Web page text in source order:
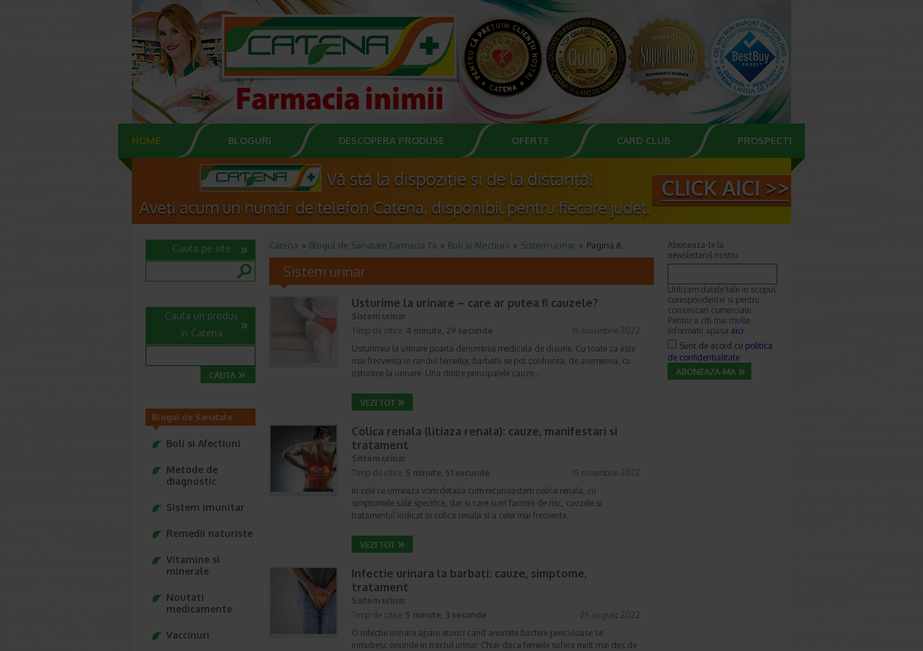
HOME BLOGURI DESCOPERA PRODUSE OFERTE CARD CLUB PROSPECTE
Catena Blogul de Sanatate Farmacia Ta Boli si Afectiuni Sistem urinar Pagina 6
Sistem urinar
Usturime la urinare – care ar putea fi cauzele?
Sistem urinar
Timp de citire: 4 minute, 29 secunde
15 noiembrie 2022
Usturimea la urinare poarta denumirea medicala de disurie. Cu toate ca este
mai frecventa in randul femeilor, barbatii se pot confrunta, de asemenea, cu
usturime la urinare. Una dintre principalele cauze…
Colica renala (litiaza renala): cauze, manifestari si
tratament
Sistem urinar
Timp de citire: 5 minute, 51 secunde
15 noiembrie 2022
In cele ce urmeaza vom detalia cum recunoastem colica renala, cu
simptomele sale specifice, dar si care sunt factorii de risc, cauzele si
tratamentul indicat in colica renala si a celei mai frecvente…
Infectie urinara la barbati: cauze, simptome,
tratament
Sistem urinar
Timp de citire: 5 minute, 3 secunde
25 august 2022
O infectie urinara apare atunci cand anumite bacterii periculoase se
inmultesc oriunde in tractul urinar. Chiar daca femeile sufera mult mai des de
Cauta pe site
Cauta un produs
in Catena
Blogul de Sanatate
Boli si Afectiuni
Metode de
diagnostic
Sistem imunitar
Remedii naturiste
Vitamine si
minerale
Noutati
medicamente
Vaccinuri
Aboneaza-te la
newsletterul nostru
Utilizam datele tale in scopul
corespondentei si pentru
comunicari comerciale.
Pentru a citi mai multe
informatii apasa aici.
Sunt de acord cu politica
de confidentialitate